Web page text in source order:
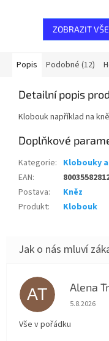
ZOBRAZIT
Popis Podobné (12)
Detailní popis
Klobouk například na
Doplňkové
Kategorie: Klobouky
EAN:
Postava:
Kněz
Produkt: Klobouk
AT Alena
5.8.2026
Vše v pořádku